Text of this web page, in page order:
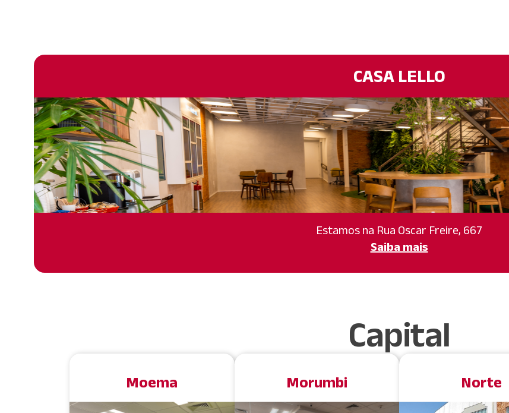
CASA LELLO
Estamos na Rua Oscar Freire, 667
Saiba mais
Capital
Moema Morumbi Norte